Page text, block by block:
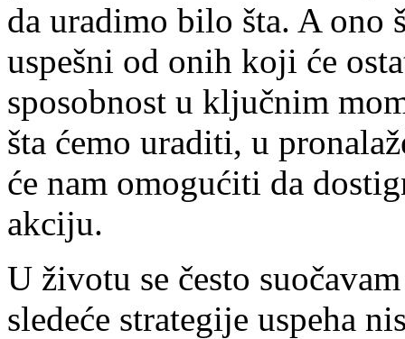
da uradimo bilo šta. A ono
uspešni od onih koji će
sposobnost u ključnim
šta ćemo uraditi, u
će nam omogućiti da
akciju.
U životu se često
sledeće strategije uspeha